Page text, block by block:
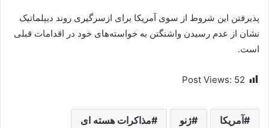
پذیرفتن این شروط از سوی آمریکا برای ازسرگیری روند دیپلماتیک
نشان از عدم رسیدن واشنگتن به خواسته‌های خود در اقدامات قبلی
است.
Post Views: 52
آمریکا ژنو مذاکرات هسته ای